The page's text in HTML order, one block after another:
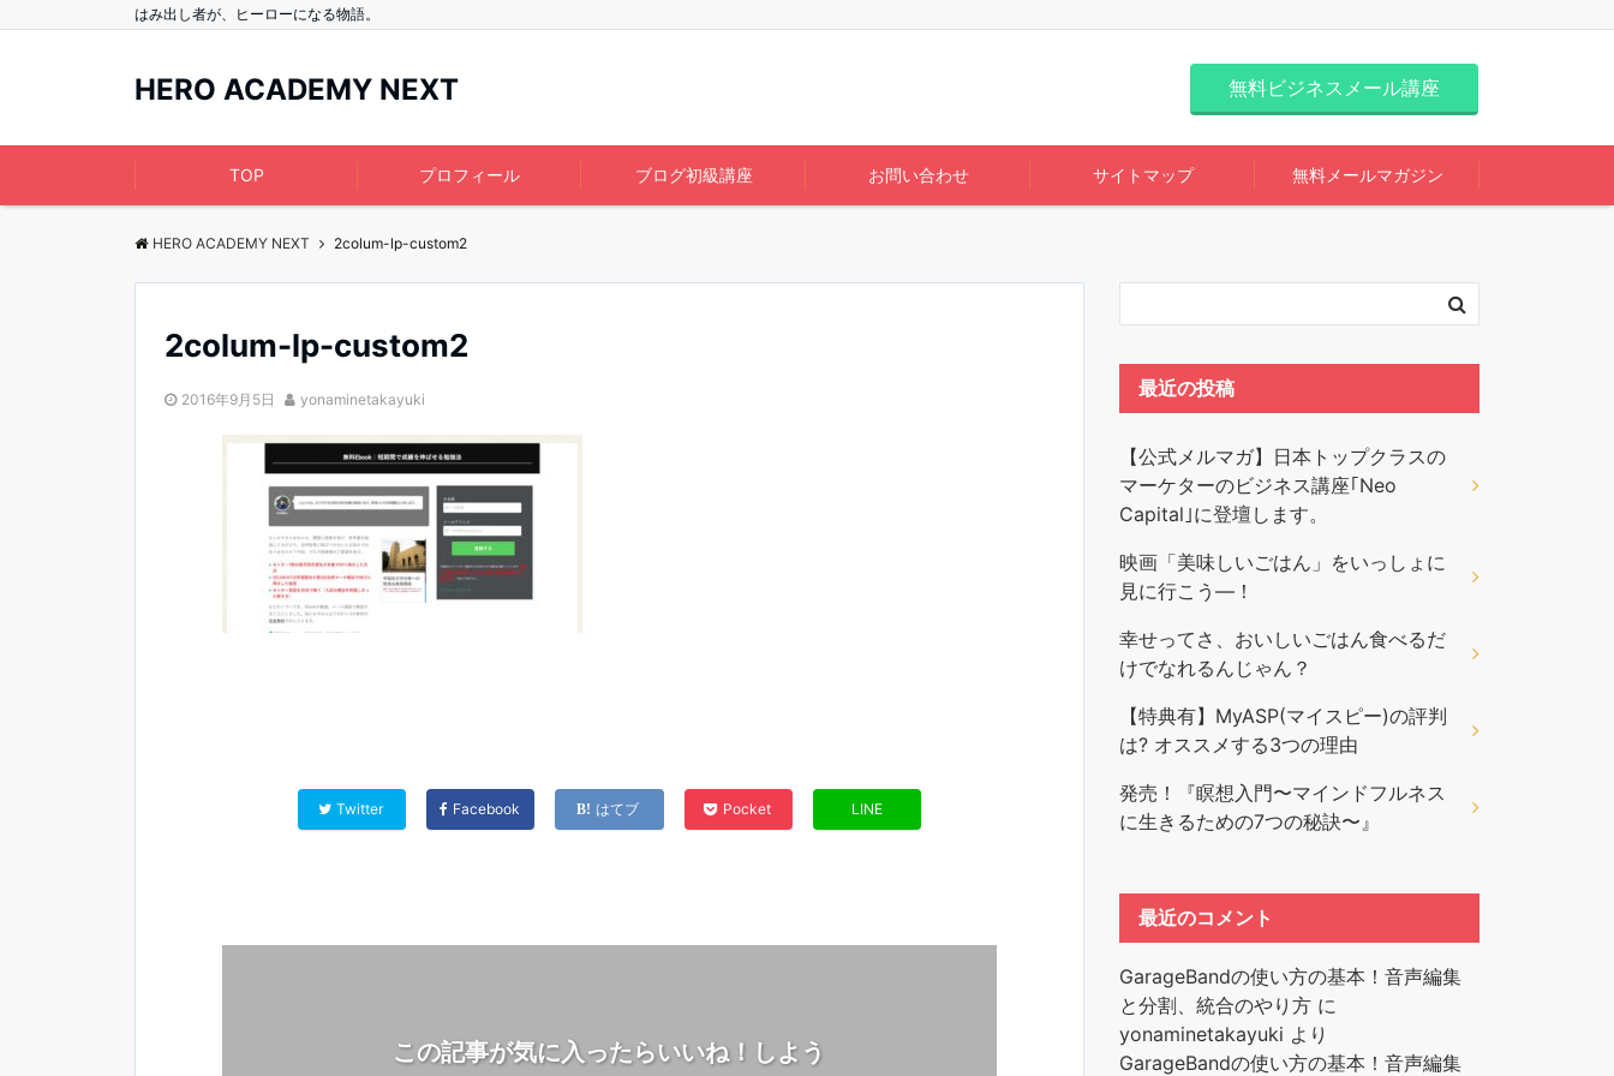
はみ出し者が、ヒーローになる物語。
HERO ACADEMY NEXT 無料ビジネスメール講座
TOP プロフィール ブログ初級講座 お問い合わせ サイトマップ 無料メールマガジン
HERO ACADEMY NEXT 2colum-lp-custom2
2colum-lp-custom2
2016年9月5日 yonaminetakayuki
Twitter Facebook はてブ Pocket LINE
この記事が気に入ったらいいね！しよう
最近の投稿
【公式メルマガ】日本トップクラスの
マーケターのビジネス講座｢Neo
Capital｣に登壇します。
映画「美味しいごはん」をいっしょに
見に行こう―！
幸せってさ、おいしいごはん食べるだ
けでなれるんじゃん？
【特典有】MyASP(マイスピー)の評判
は? オススメする3つの理由
発売！『瞑想入門〜マインドフルネス
に生きるための7つの秘訣〜』
最近のコメント
GarageBandの使い方の基本！音声編集
と分割、統合のやり方 に
yonaminetakayuki より
GarageBandの使い方の基本！音声編集